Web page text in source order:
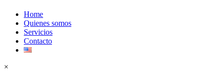
Home
Quienes somos
Servicios
Contacto
×